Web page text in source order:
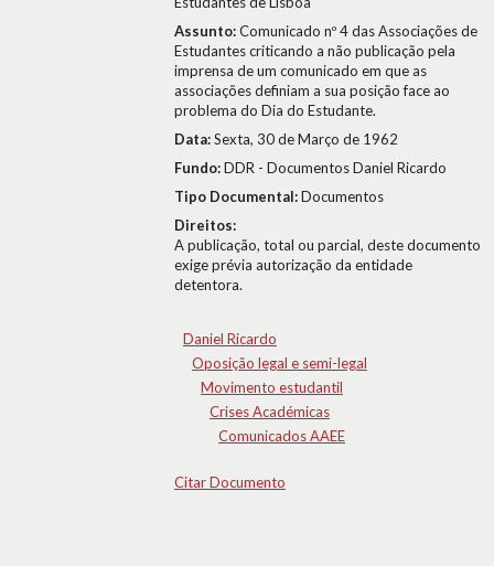
Assunto:Comunicado nº 4 das Associações de
Estudantes criticando a não publicação pela
imprensa de um comunicado em que as
associações definiam a sua posição face ao
problema do Dia do Estudante.
Data:Sexta, 30 de Março de 1962
Fundo:DDR - Documentos Daniel Ricardo
Tipo Documental:Documentos
Direitos:
A publicação, total ou parcial, deste documento
exige prévia autorização da entidade
detentora.
Daniel Ricardo
Oposição legal e semi-legal
Movimento estudantil
Crises Académicas
Comunicados AAEE
Citar Documento